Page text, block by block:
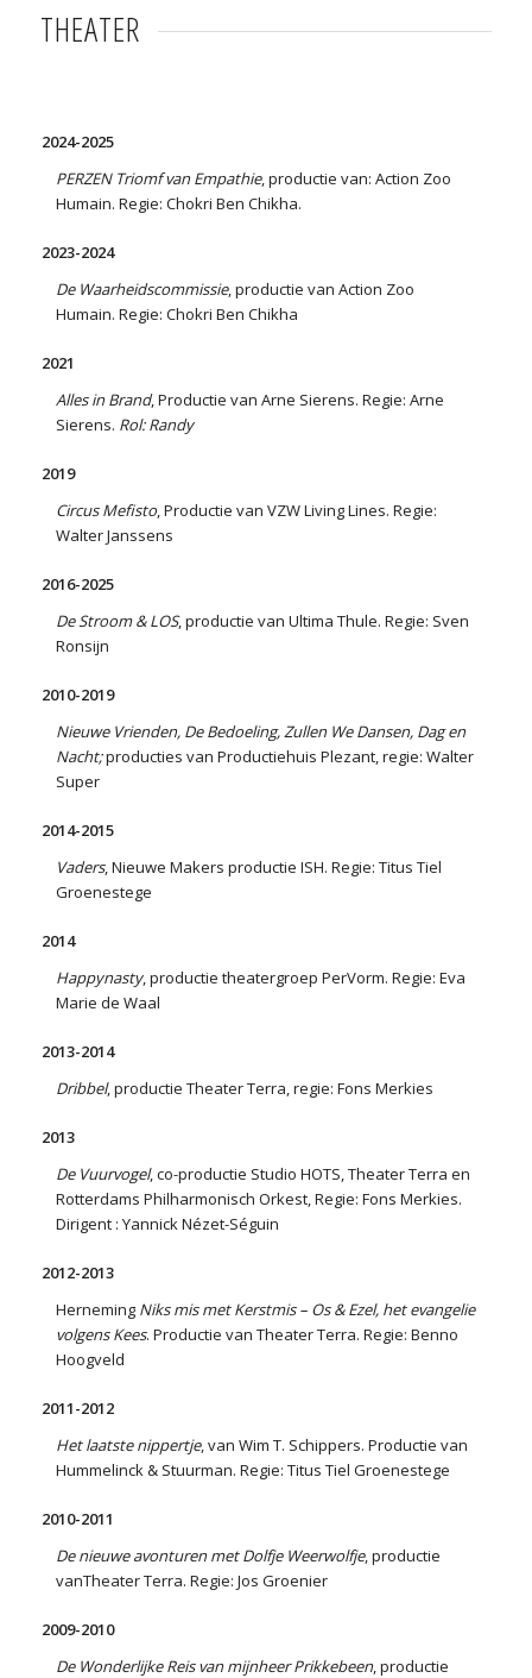
THEATER
2024-2025
PERZEN Triomf van Empathie, productie van: Action Zoo
Humain. Regie: Chokri Ben Chikha.
2023-2024
De Waarheidscommissie, productie van Action Zoo
Humain. Regie: Chokri Ben Chikha
2021
Alles in Brand, Productie van Arne Sierens. Regie: Arne
Sierens. Rol: Randy
2019
Circus Mefisto, Productie van VZW Living Lines. Regie:
Walter Janssens
2016-2025
De Stroom & LOS, productie van Ultima Thule. Regie: Sven
Ronsijn
2010-2019
Nieuwe Vrienden, De Bedoeling, Zullen We Dansen, Dag en
Nacht;producties van Productiehuis Plezant, regie: Walter
Super
2014-2015
Vaders, Nieuwe Makers productie ISH. Regie: Titus Tiel
Groenestege
2014
Happynasty, productie theatergroep PerVorm. Regie: Eva
Marie de Waal
2013-2014
Dribbel, productie Theater Terra, regie: Fons Merkies
2013
De Vuurvogel, co-productie Studio HOTS, Theater Terra en
Rotterdams Philharmonisch Orkest, Regie: Fons Merkies.
Dirigent : Yannick Nézet-Séguin
2012-2013
Herneming Niks mis met Kerstmis – Os & Ezel, het evangelie
volgens Kees. Productie van Theater Terra. Regie: Benno
Hoogveld
2011-2012
Het laatste nippertje, van Wim T. Schippers. Productie van
Hummelinck & Stuurman. Regie: Titus Tiel Groenestege
2010-2011
De nieuwe avonturen met Dolfje Weerwolfje, productie
vanTheater Terra. Regie: Jos Groenier
2009-2010
De Wonderlijke Reis van mijnheer Prikkebeen, productie